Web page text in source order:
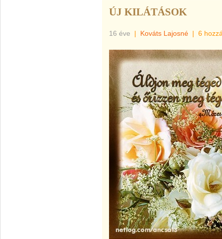
ÚJ KILÁTÁSOK
16 éve | Kováts Lajosné | 6